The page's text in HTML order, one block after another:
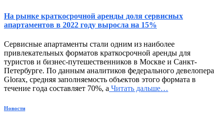
На рынке краткосрочной аренды доля сервисных
апартаментов в 2022 году выросла на 15%
Сервисные апартаменты стали одним из наиболее
привлекательных форматов краткосрочной аренды для
туристов и бизнес-путешественников в Москве и Санкт-
Петербурге. По данным аналитиков федерального девелопера
Glorax, средняя заполняемость объектов этого формата в
течение года составляет 70%, а Читать дальше…
Новости